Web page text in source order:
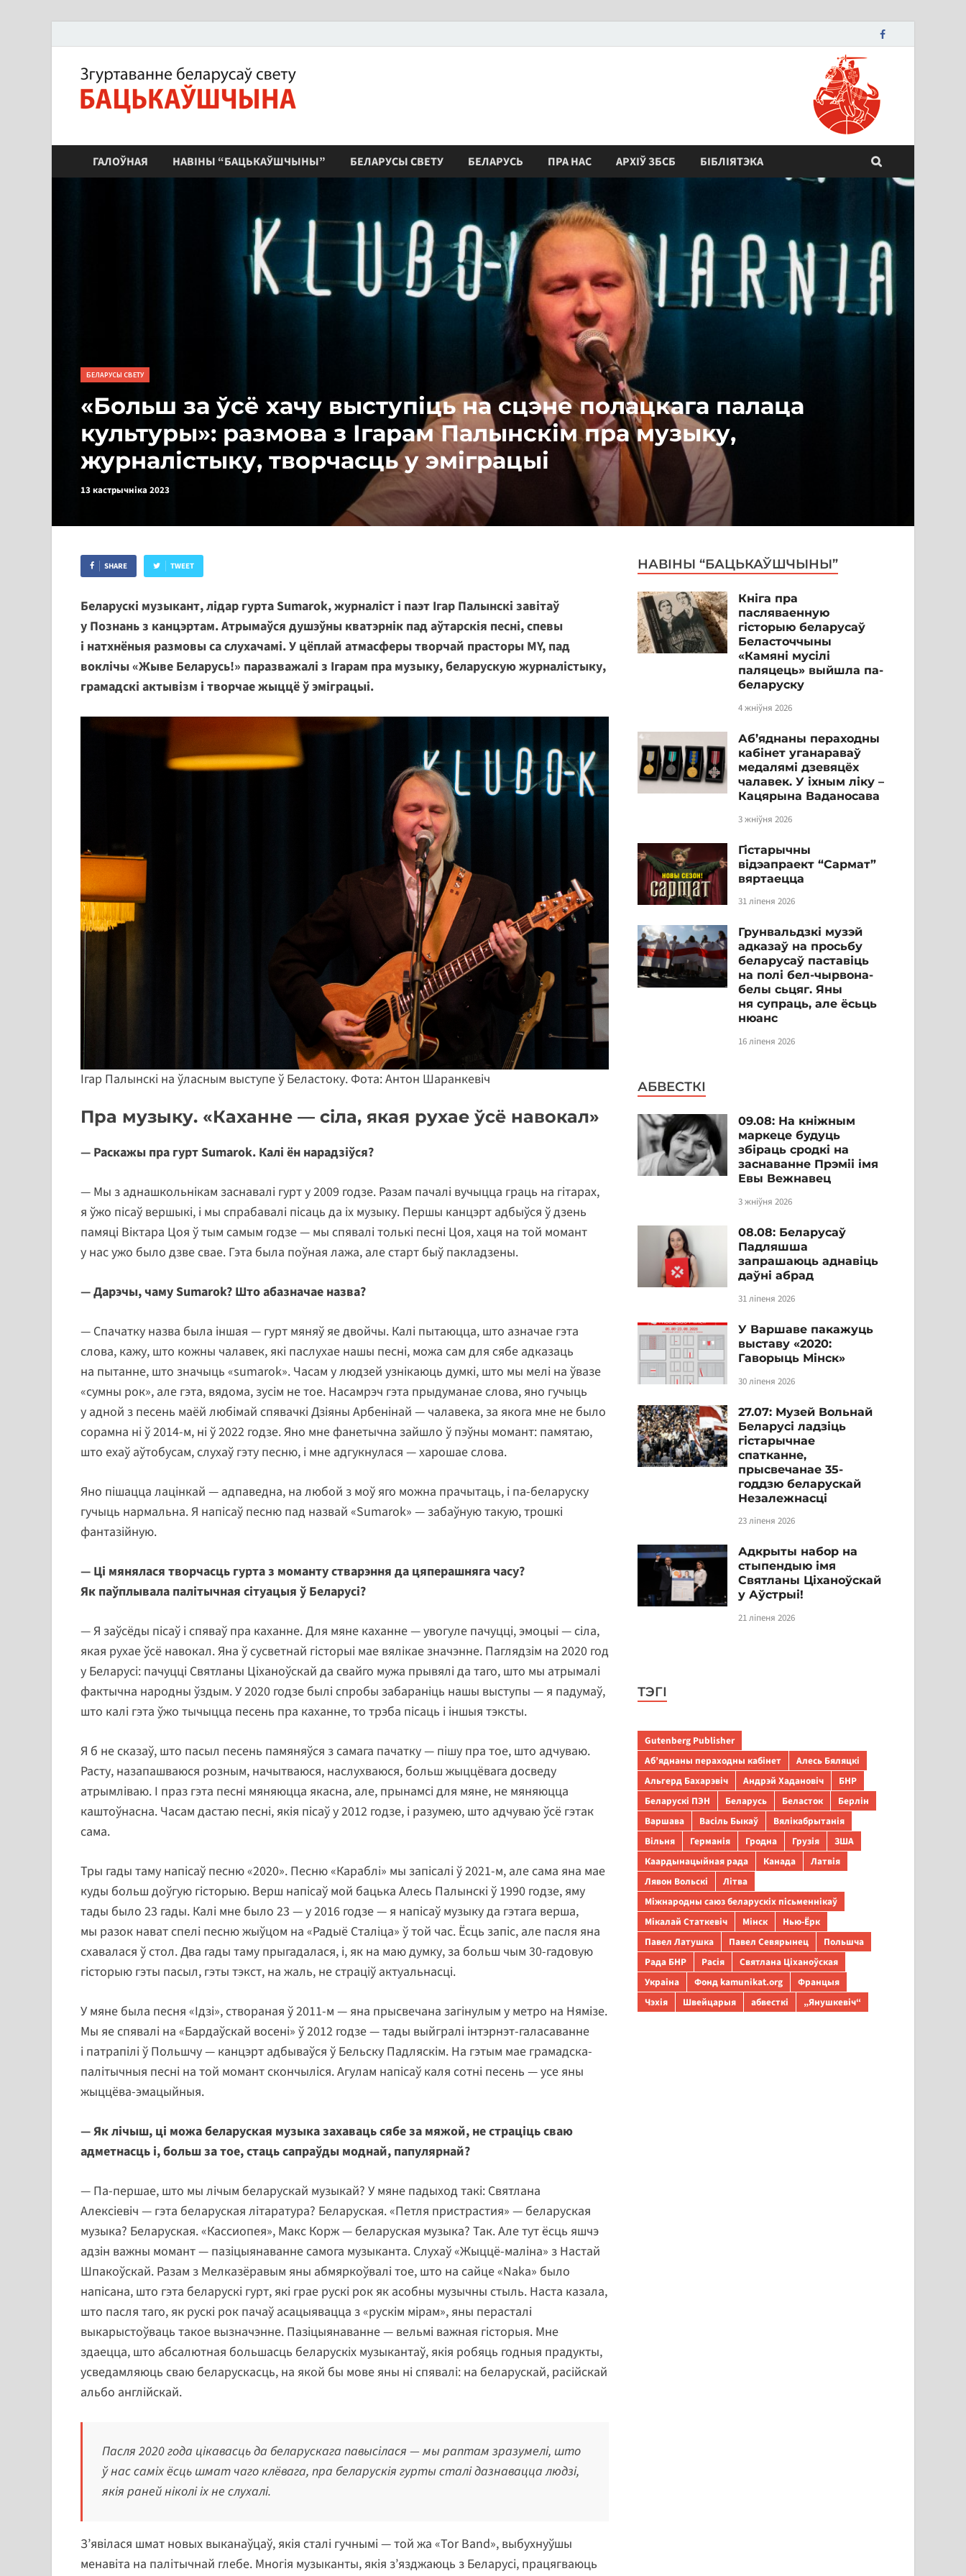
ЗБС "Бацькаўшчына"
ГАЛОЎНАЯ НАВІНЫ “БАЦЬКАЎШЧЫНЫ” БЕЛАРУСЫ СВЕТУ БЕЛАРУСЬ ПРА НАС АРХІЎ ЗБСБ БІБЛІЯТЭКА
БЕЛАРУСЫ СВЕТУ
«Больш за ўсё хачу выступіць на сцэне полацкага палаца
культуры»: размова з Ігарам Палынскім пра музыку,
журналістыку, творчасць у эміграцыі
13 кастрычніка 2023
SHARE TWEET
Беларускі музыкант, лідар гурта Sumarok, журналіст і паэт Ігар Палынскі завітаў
у Познань з канцэртам. Атрымаўся душэўны кватэрнік пад аўтарскія песні, спевы
і натхнёныя размовы са слухачамі. У цёплай атмасферы творчай прасторы MY, пад
воклічы «Жыве Беларусь!» паразважалі з Ігарам пра музыку, беларускую журналістыку,
грамадскі актывізм і творчае жыццё ў эміграцыі.
Ігар Палынскі на ўласным выступе ў Беластоку. Фота: Антон Шаранкевіч
Пра музыку. «Каханне — сіла, якая рухае ўсё навокал»
— Раскажы пра гурт Sumarok. Калі ён нарадзіўся?
— Мы з аднашкольнікам заснавалі гурт у 2009 годзе. Разам пачалі вучыцца граць на гітарах,
я ўжо пісаў вершыкі, і мы спрабавалі пісаць да іх музыку. Першы канцэрт адбыўся ў дзень
памяці Віктара Цоя ў тым самым годзе — мы спявалі толькі песні Цоя, хаця на той момант
у нас ужо было дзве свае. Гэта была поўная лажа, але старт быў пакладзены.
— Дарэчы, чаму Sumarok? Што абазначае назва?
— Спачатку назва была іншая — гурт мяняў яе двойчы. Калі пытаюцца, што азначае гэта
слова, кажу, што кожны чалавек, які паслухае нашы песні, можа сам для сябе адказаць
на пытанне, што значыць «sumarok». Часам у людзей узнікаюць думкі, што мы мелі на ўвазе
«сумны рок», але гэта, вядома, зусім не тое. Насамрэч гэта прыдуманае слова, яно гучыць
у адной з песень маёй любімай спявачкі Дзіяны Арбенінай — чалавека, за якога мне не было
сорамна ні ў 2014-м, ні ў 2022 годзе. Яно мне фанетычна зайшло ў пэўны момант: памятаю,
што ехаў аўтобусам, слухаў гэту песню, і мне адгукнулася — харошае слова.
Яно пішацца лацінкай — адпаведна, на любой з моў яго можна прачытаць, і па-беларуску
гучыць нармальна. Я напісаў песню пад назвай «Sumarok» — забаўную такую, трошкі
фантазійную.
— Ці мянялася творчасць гурта з моманту стварэння да цяперашняга часу?
Як паўплывала палітычная сітуацыя ў Беларусі?
— Я заўсёды пісаў і спяваў пра каханне. Для мяне каханне — увогуле пачуцці, эмоцыі — сіла,
якая рухае ўсё навокал. Яна ў сусветнай гісторыі мае вялікае значэнне. Паглядзім на 2020 год
у Беларусі: пачуцці Святланы Ціханоўскай да свайго мужа прывялі да таго, што мы атрымалі
фактычна народны ўздым. У 2020 годзе былі спробы забараніць нашы выступы — я падумаў,
што калі гэта ўжо тычыцца песень пра каханне, то трэба пісаць і іншыя тэксты.
Я б не сказаў, што пасыл песень памяняўся з самага пачатку — пішу пра тое, што адчуваю.
Расту, назапашваюся розным, начытваюся, наслухваюся, больш жыццёвага досведу
атрымліваю. І праз гэта песні мяняюцца якасна, але, прынамсі для мяне, не мяняюцца
каштоўнасна. Часам дастаю песні, якія пісаў у 2012 годзе, і разумею, што адчуваю ўсё гэтак
сама.
Тры гады таму напісаў песню «2020». Песню «Караблі» мы запісалі ў 2021-м, але сама яна мае
куды больш доўгую гісторыю. Верш напісаў мой бацька Алесь Палынскі ў 1990 годзе, яму
тады было 23 гады. Калі мне было 23 — у 2016 годзе — я напісаў музыку да гэтага верша,
мы разок нават спелі песню жыўцом на «Радыё Сталіца» ў той час. Ёсць запіс, але пасля яна
схавалася ў стол. Два гады таму прыгадалася, і, як на маю думку, за больш чым 30-гадовую
гісторыю гэты пасыл, гэты тэкст, на жаль, не страціў актуальнасці.
У мяне была песня «Ідзі», створаная ў 2011-м — яна прысвечана загінулым у метро на Нямізе.
Мы яе спявалі на «Бардаўскай восені» ў 2012 годзе — тады выйгралі інтэрнэт-галасаванне
і патрапілі ў Польшчу — канцэрт адбываўся ў Бельску Падляскім. На гэтым мае грамадска-
палітычныя песні на той момант скончыліся. Агулам напісаў каля сотні песень — усе яны
жыццёва-эмацыйныя.
— Як лічыш, ці можа беларуская музыка захаваць сябе за мяжой, не страціць сваю
адметнасць і, больш за тое, стаць сапраўды моднай, папулярнай?
— Па-першае, што мы лічым беларускай музыкай? У мяне падыход такі: Святлана
Алексіевіч — гэта беларуская літаратура? Беларуская. «Петля пристрастия» — беларуская
музыка? Беларуская. «Кассиопея», Макс Корж — беларуская музыка? Так. Але тут ёсць яшчэ
адзін важны момант — пазіцыянаванне самога музыканта. Слухаў «Жыццё-маліна» з Настай
Шпакоўскай. Разам з Мелказёравым яны абмяркоўвалі тое, што на сайце «Naka» было
напісана, што гэта беларускі гурт, які грае рускі рок як асобны музычны стыль. Наста казала,
што пасля таго, як рускі рок пачаў асацыявацца з «рускім мірам», яны перасталі
выкарыстоўваць такое вызначэнне. Пазіцыянаванне — вельмі важная гісторыя. Мне
здаецца, што абсалютная большасць беларускіх музыкантаў, якія робяць годныя прадукты,
усведамляюць сваю беларускасць, на якой бы мове яны ні спявалі: на беларускай, расійскай
альбо англійскай.
Пасля 2020 года цікавасць да беларускага павысілася — мы раптам зразумелі, што
ў нас саміх ёсць шмат чаго клёвага, пра беларускія гурты сталі дазнавацца людзі,
якія раней ніколі іх не слухалі.
З’явілася шмат новых выканаўцаў, якія сталі гучнымі — той жа «Tor Band», выбухнуўшы
менавіта на палітычнай глебе. Многія музыканты, якія з’язджаюць з Беларусі, працягваюць
НАВІНЫ “БАЦЬКАЎШЧЫНЫ”
Кніга пра
пасляваенную
гісторыю беларусаў
Беласточчыны
«Камяні мусілі
паляцець» выйшла па-
беларуску
4 жніўня 2026
Аб’яднаны пераходны
кабінет уганараваў
медалямі дзевяцёх
чалавек. У іхным ліку –
Кацярына Ваданосава
3 жніўня 2026
Гістарычны
відэапраект “Сармат”
вяртаецца
31 ліпеня 2026
Грунвальдзкі музэй
адказаў на просьбу
беларусаў паставіць
на полі бел-чырвона-
белы сьцяг. Яны
ня супраць, але ёсьць
нюанс
16 ліпеня 2026
АБВЕСТКІ
09.08: На кніжным
маркеце будуць
збіраць сродкі на
заснаванне Прэміі імя
Евы Вежнавец
3 жніўня 2026
08.08: Беларусаў
Падляшша
запрашаюць аднавіць
даўні абрад
31 ліпеня 2026
У Варшаве пакажуць
выставу «2020:
Гаворыць Мінск»
30 ліпеня 2026
27.07: Музей Вольнай
Беларусі ладзіць
гістарычнае
спатканне,
прысвечанае 35-
годдзю беларускай
Незалежнасці
23 ліпеня 2026
Адкрыты набор на
стыпендыю імя
Святланы Ціханоўскай
у Аўстрыі!
21 ліпеня 2026
ТЭГІ
Gutenberg Publisher
Аб’яднаны пераходны кабінет
Алесь Бяляцкі
Альгерд Бахарэвіч
Андрэй Хадановіч
БНР
Беларускі ПЭН
Беларусь Беласток
Берлін
Варшава
Васіль Быкаў
Вялікабрытанія
Вільня
Германія Гродна Грузія
ЗША
Каардынацыйная рада
Канада
Латвія
Лявон Вольскі
Літва
Міжнародны саюз беларускіх пісьменнікаў
Мікалай Статкевіч
Мінск
Нью-Ёрк
Павел Латушка
Павел Севярынец
Польшча
Рада БНР
Расія
Святлана Ціханоўская
Украіна
Фонд kamunikat.org
Францыя
Чэхія
Швейцарыя абвесткі „Янушкевіч“